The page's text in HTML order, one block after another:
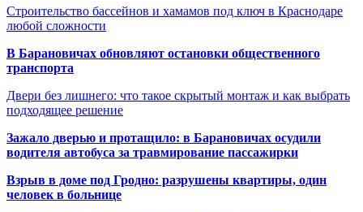
Строительство бассейнов и хамамов под ключ в Краснодаре
любой сложности
В Барановичах обновляют остановки общественного
транспорта
Двери без лишнего: что такое скрытый монтаж и как выбрать
подходящее решение
Зажало дверью и протащило: в Барановичах осудили
водителя автобуса за травмирование пассажирки
Взрыв в доме под Гродно: разрушены квартиры, один
человек в больнице